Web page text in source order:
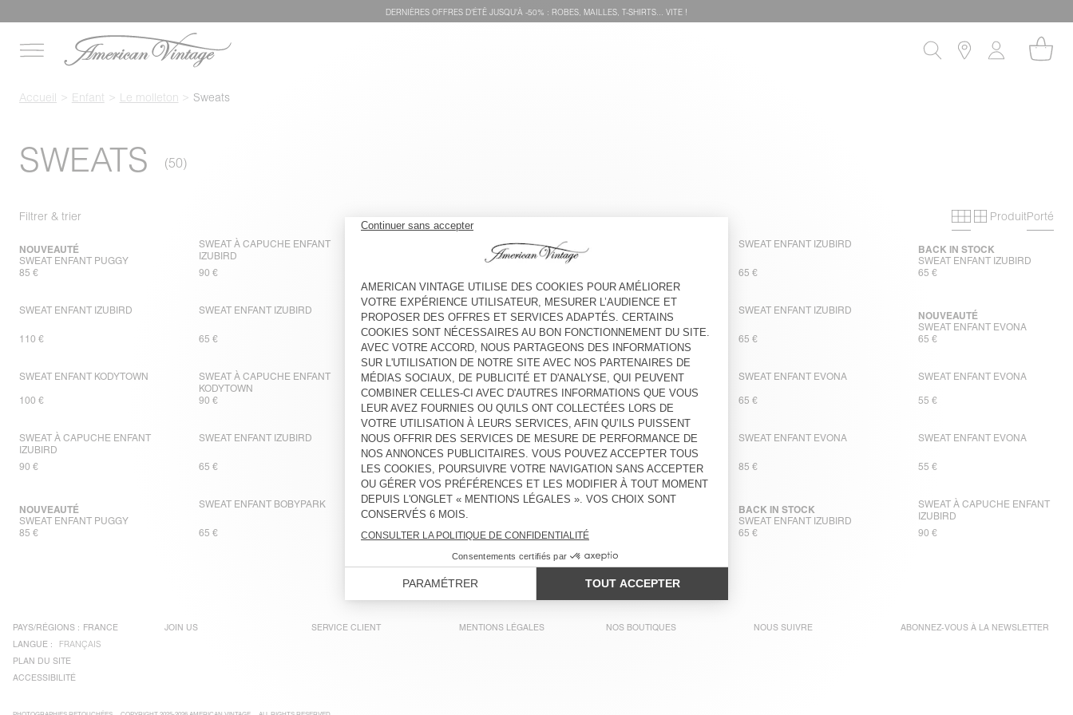
DERNIÈRES OFFRES D'ÉTÊ JUSQU'À -50% : ROBES, MAILLES, T-SHIRTS... VITE !
Accueil Enfant Le molleton Sweats
SWEATS
Filtrer & trier Grille primaire
Grille
ProduitPorté
SWEAT ENFANT PUGGY
NOUVEAUTÉ
85 €
SWEAT À CAPUCHE ENFANT
IZUBIRD
90 €
SWEAT À CAPUCHE ENFANT
IZUBIRD
SWEAT ENFANT IZUBIRD
65 €
SWEAT ENFANT IZUBIRD
BACK IN STOCK
65 €
SWEAT ENFANT IZUBIRD
110 €
SWEAT ENFANT IZUBIRD
65 €
SWEAT ENFANT IZUBIRD
BACK IN STOCK
65 €
SWEAT ENFANT IZUBIRD
BACK IN STOCK
65 €
SWEAT ENFANT IZUBIRD
65 €
SWEAT ENFANT EVONA
NOUVEAUTÉ
65 €
SWEAT ENFANT KODYTOWN
100 €
SWEAT À CAPUCHE ENFANT
KODYTOWN
90 €
SWEAT ENFANT KODYTOWN
SWEAT À CAPUCHE ENFANT
EVONA
SWEAT ENFANT EVONA
65 €
SWEAT ENFANT EVONA
55 €
SWEAT À CAPUCHE ENFANT
IZUBIRD
90 €
SWEAT ENFANT IZUBIRD
65 €
SWEAT ENFANT IZUBIRD
110 €
SWEAT ENFANT IZUBIRD
BACK IN STOCK
65 €
SWEAT ENFANT EVONA
85 €
SWEAT ENFANT EVONA
55 €
SWEAT ENFANT PUGGY
NOUVEAUTÉ
85 €
SWEAT ENFANT BOBYPARK
65 €
SWEAT ENFANT IZUBIRD
BACK IN STOCK
65 €
SWEAT ENFANT FUXOW
65 €
SWEAT ENFANT IZUBIRD
BACK IN STOCK
65 €
SWEAT À CAPUCHE ENFANT
IZUBIRD
90 €
PAYS/RÉGIONS : FRANCE
LANGUE :
FRANÇAIS
PLAN DU SITE
ACCESSIBILITÉ
JOIN US SERVICE CLIENT MENTIONS LÉGALES NOS BOUTIQUES NOUS SUIVRE ABONNEZ-VOUS À LA NEWSLETTER